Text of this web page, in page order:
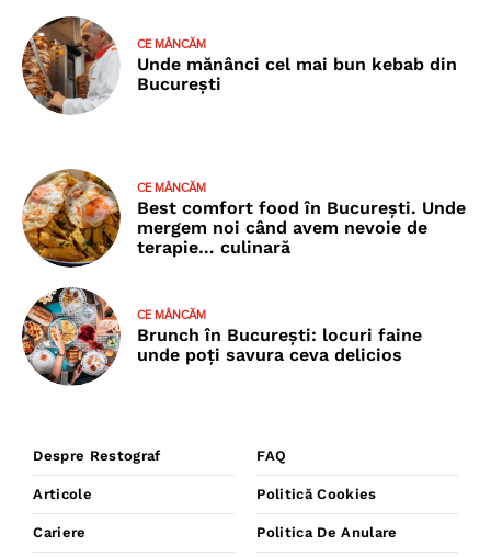
CE MÂNCĂM
Unde mănânci cel mai bun kebab din
București
CE MÂNCĂM
Best comfort food în București. Unde
mergem noi când avem nevoie de
terapie… culinară
CE MÂNCĂM
Brunch în București: locuri faine
unde poţi savura ceva delicios
Despre Restograf
Articole
Cariere
FAQ
Politică Cookies
Politica De Anulare